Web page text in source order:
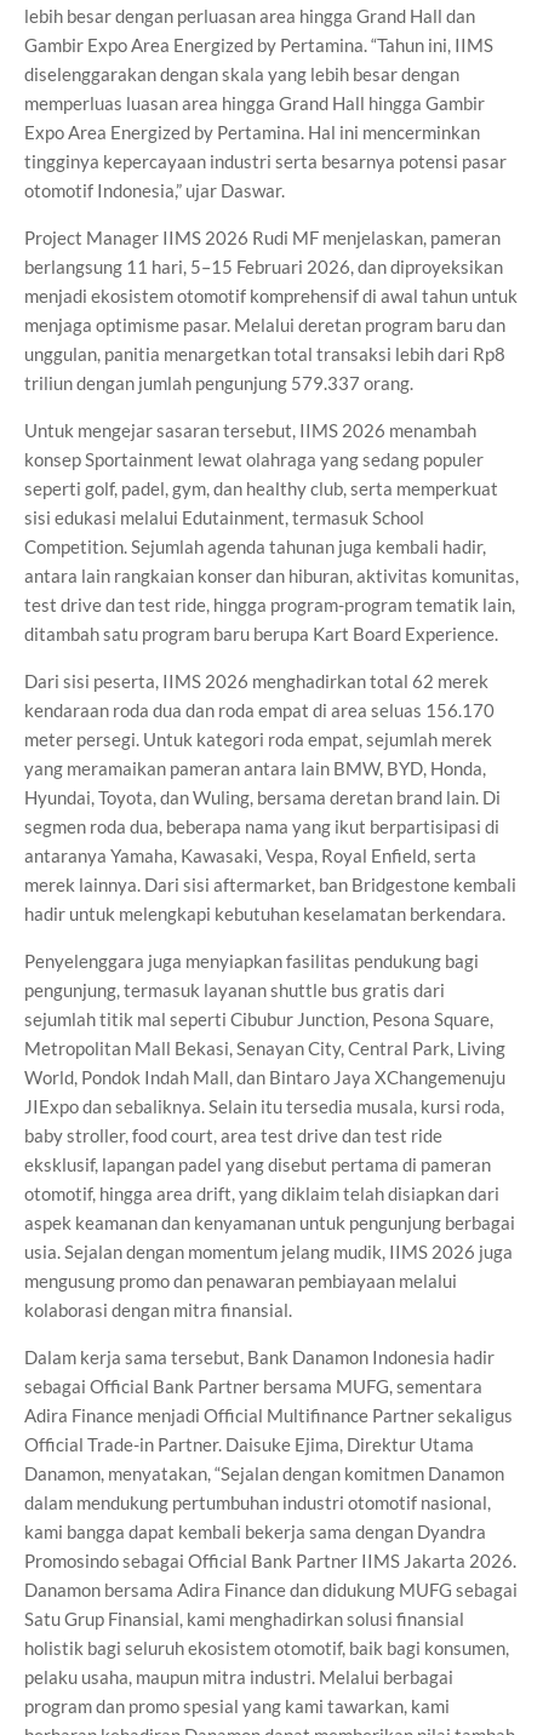
lebih besar dengan perluasan area hingga Grand Hall dan
Gambir Expo Area Energized by Pertamina. “Tahun ini, IIMS
diselenggarakan dengan skala yang lebih besar dengan
memperluas luasan area hingga Grand Hall hingga Gambir
Expo Area Energized by Pertamina. Hal ini mencerminkan
tingginya kepercayaan industri serta besarnya potensi pasar
otomotif Indonesia,” ujar Daswar.
Project Manager IIMS 2026 Rudi MF menjelaskan, pameran
berlangsung 11 hari, 5–15 Februari 2026, dan diproyeksikan
menjadi ekosistem otomotif komprehensif di awal tahun untuk
menjaga optimisme pasar. Melalui deretan program baru dan
unggulan, panitia menargetkan total transaksi lebih dari Rp8
triliun dengan jumlah pengunjung 579.337 orang.
Untuk mengejar sasaran tersebut, IIMS 2026 menambah
konsep Sportainment lewat olahraga yang sedang populer
seperti golf, padel, gym, dan healthy club, serta memperkuat
sisi edukasi melalui Edutainment, termasuk School
Competition. Sejumlah agenda tahunan juga kembali hadir,
antara lain rangkaian konser dan hiburan, aktivitas komunitas,
test drive dan test ride, hingga program-program tematik lain,
ditambah satu program baru berupa Kart Board Experience.
Dari sisi peserta, IIMS 2026 menghadirkan total 62 merek
kendaraan roda dua dan roda empat di area seluas 156.170
meter persegi. Untuk kategori roda empat, sejumlah merek
yang meramaikan pameran antara lain BMW, BYD, Honda,
Hyundai, Toyota, dan Wuling, bersama deretan brand lain. Di
segmen roda dua, beberapa nama yang ikut berpartisipasi di
antaranya Yamaha, Kawasaki, Vespa, Royal Enfield, serta
merek lainnya. Dari sisi aftermarket, ban Bridgestone kembali
hadir untuk melengkapi kebutuhan keselamatan berkendara.
Penyelenggara juga menyiapkan fasilitas pendukung bagi
pengunjung, termasuk layanan shuttle bus gratis dari
sejumlah titik mal seperti Cibubur Junction, Pesona Square,
Metropolitan Mall Bekasi, Senayan City, Central Park, Living
World, Pondok Indah Mall, dan Bintaro Jaya XChangemenuju
JIExpo dan sebaliknya. Selain itu tersedia musala, kursi roda,
baby stroller, food court, area test drive dan test ride
eksklusif, lapangan padel yang disebut pertama di pameran
otomotif, hingga area drift, yang diklaim telah disiapkan dari
aspek keamanan dan kenyamanan untuk pengunjung berbagai
usia. Sejalan dengan momentum jelang mudik, IIMS 2026 juga
mengusung promo dan penawaran pembiayaan melalui
kolaborasi dengan mitra finansial.
Dalam kerja sama tersebut, Bank Danamon Indonesia hadir
sebagai Official Bank Partner bersama MUFG, sementara
Adira Finance menjadi Official Multifinance Partner sekaligus
Official Trade-in Partner. Daisuke Ejima, Direktur Utama
Danamon, menyatakan, “Sejalan dengan komitmen Danamon
dalam mendukung pertumbuhan industri otomotif nasional,
kami bangga dapat kembali bekerja sama dengan Dyandra
Promosindo sebagai Official Bank Partner IIMS Jakarta 2026.
Danamon bersama Adira Finance dan didukung MUFG sebagai
Satu Grup Finansial, kami menghadirkan solusi finansial
holistik bagi seluruh ekosistem otomotif, baik bagi konsumen,
pelaku usaha, maupun mitra industri. Melalui berbagai
program dan promo spesial yang kami tawarkan, kami